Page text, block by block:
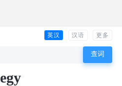
英汉 汉语 更多